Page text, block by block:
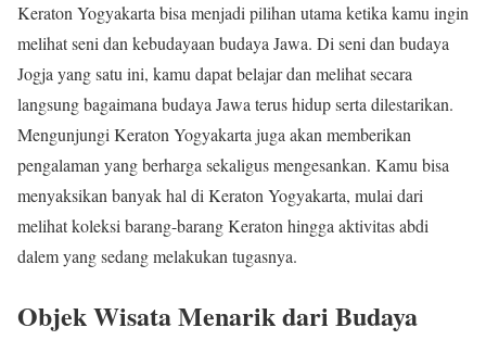
Keraton Yogyakarta bisa menjadi pilihan utama ketika kamu ingin
melihat seni dan kebudayaan budaya Jawa. Di seni dan budaya
Jogja yang satu ini, kamu dapat belajar dan melihat secara
langsung bagaimana budaya Jawa terus hidup serta dilestarikan.
Mengunjungi Keraton Yogyakarta juga akan memberikan
pengalaman yang berharga sekaligus mengesankan. Kamu bisa
menyaksikan banyak hal di Keraton Yogyakarta, mulai dari
melihat koleksi barang-barang Keraton hingga aktivitas abdi
dalem yang sedang melakukan tugasnya.
Objek Wisata Menarik dari Budaya